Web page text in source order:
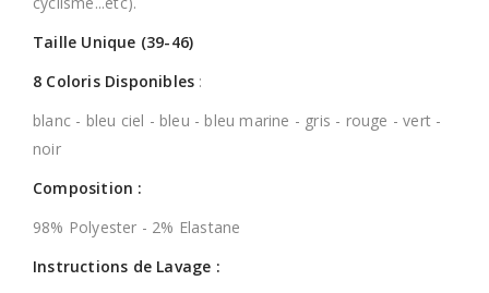
Taille Unique (39-46)
8 Coloris Disponibles :
blanc - bleu ciel - bleu - bleu marine - gris - rouge - vert -
noir
Composition :
98% Polyester - 2% Elastane
Instructions de Lavage :